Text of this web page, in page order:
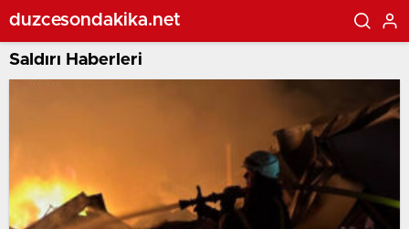
duzcesondakika.net
Saldırı Haberleri